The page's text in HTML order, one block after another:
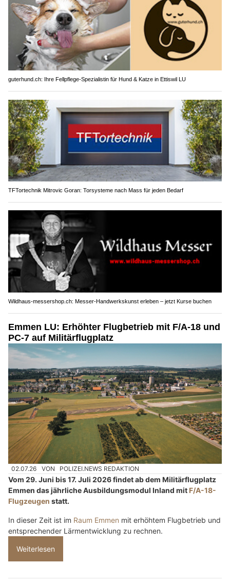
guterhund.ch: Ihre Fellpflege-Spezialistin für Hund & Katze in Ettiswil LU
TFTortechnik Mitrovic Goran: Torsysteme nach Mass für jeden Bedarf
Wildhaus-messershop.ch: Messer-Handwerkskunst erleben – jetzt Kurse buchen
Emmen LU: Erhöhter Flugbetrieb mit F/A-18 und
PC-7 auf Militärflugplatz
02.07.26 VON POLIZEI.NEWS REDAKTION
Vom 29. Juni bis 17. Juli 2026 findet ab dem Militärflugplatz
Emmen das jährliche Ausbildungsmodul Inland mit F/A-18-
Flugzeugen statt.
In dieser Zeit ist im Raum Emmen mit erhöhtem Flugbetrieb und
entsprechender Lärmentwicklung zu rechnen.
Weiterlesen